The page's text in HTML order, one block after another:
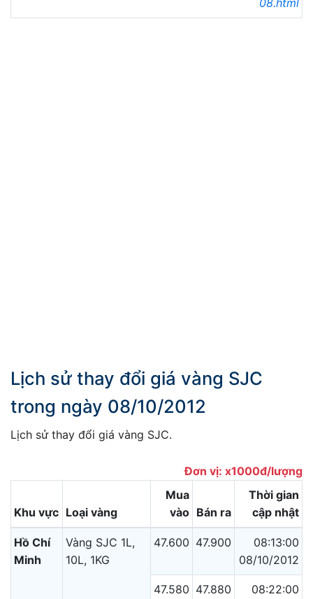
Lịch sử thay đổi giá vàng SJC
trong ngày 08/10/2012
Lịch sử thay đổi giá vàng SJC.
Đơn vị: x1000đ/lượng
Khu vực Loại vàng
Mua
vào Bán ra
Thời gian
cập nhật
Hồ Chí
Minh
Vàng SJC 1L,
10L, 1KG
47.600 47.900
08:13:00
08/10/2012
47.580 47.880
08:22:00